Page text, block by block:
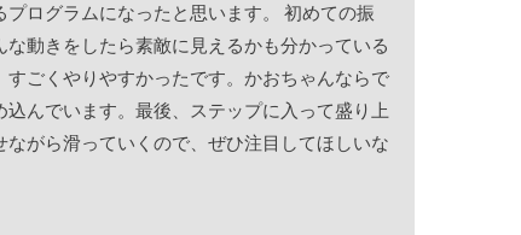
ログラムになったと思います。 初めての振
動きをしたら素敵に見えるかも分かっている
ごくやりやすかったです。かおちゃんならで
んでいます。最後、ステップに入って盛り上
がら滑っていくので、ぜひ注目してほしいな